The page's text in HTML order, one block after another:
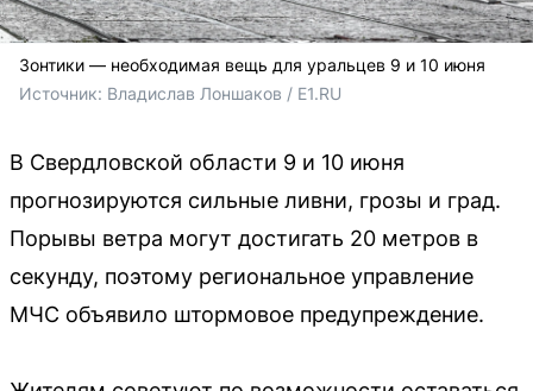
Зонтики — необходимая вещь для уральцев 9 и 10 июня
Источник: Владислав Лоншаков / E1.RU
В Свердловской области 9 и 10 июня
прогнозируются сильные ливни, грозы и град.
Порывы ветра могут достигать 20 метров в
секунду, поэтому региональное управление
МЧС объявило штормовое предупреждение.